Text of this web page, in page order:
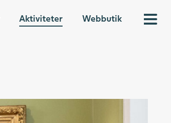
Aktiviteter Webbutik